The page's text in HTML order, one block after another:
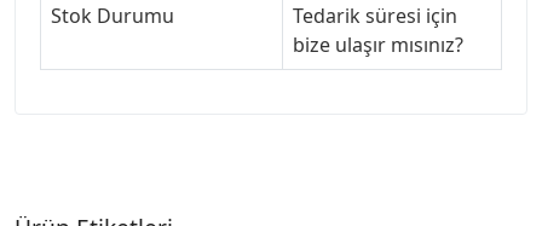
Stok Durumu
Tedarik süresi için
bize ulaşır mısınız?